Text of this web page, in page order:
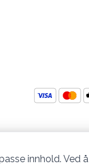
innhold. Ved å